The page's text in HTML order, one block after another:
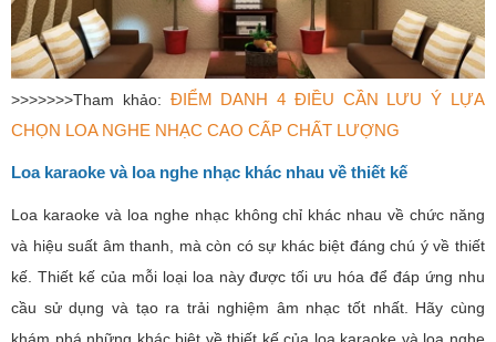
>>>>>>>Tham khảo: ĐIỂM DANH 4 ĐIỀU CẦN LƯU Ý LỰA
CHỌN LOA NGHE NHẠC CAO CẤP CHẤT LƯỢNG
Loa karaoke và loa nghe nhạc khác nhau về thiết kế
Loa karaoke và loa nghe nhạc không chỉ khác nhau về chức năng
và hiệu suất âm thanh, mà còn có sự khác biệt đáng chú ý về thiết
kế. Thiết kế của mỗi loại loa này được tối ưu hóa để đáp ứng nhu
cầu sử dụng và tạo ra trải nghiệm âm nhạc tốt nhất. Hãy cùng